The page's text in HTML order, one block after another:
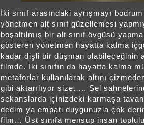
İki sınıf arasındaki ayrışmayı
yönetmen alt sınıf güzellemesi
boşaltılmış bir alt sınıf övgüsü
gösteren yönetmen hayatta kalma
kadar dişli bir düşman olabileceğinin
filmde. İki sınıfın da hayatta kalma
metaforlar kullanılarak altını
gibi aktarılıyor size….. Sel
sekanslarda içinizdeki karmaşa
dedim ya empati duygunuzla çok
film… Üst sınıfa mensup insan